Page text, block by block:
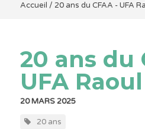
Accueil / 20 ans du CFAA - UFA
20 ans du
UFA
20 MARS 2025
20 ans